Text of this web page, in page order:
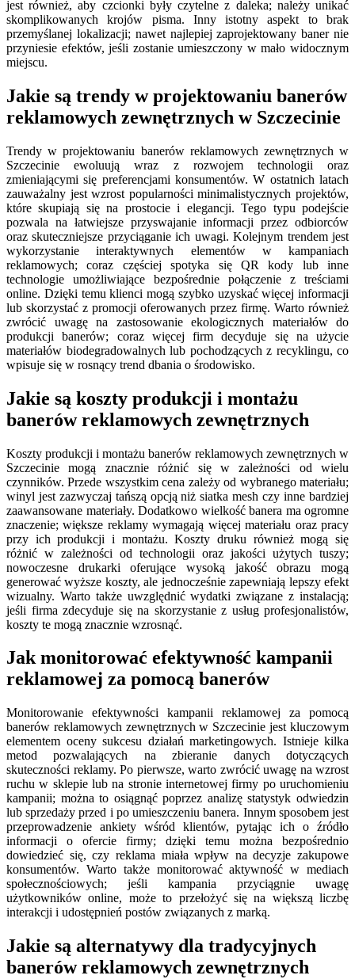
jest również, aby czcionki były czytelne z daleka; należy unikać
skomplikowanych krojów pisma. Inny istotny aspekt to brak
przemyślanej lokalizacji; nawet najlepiej zaprojektowany baner nie
przyniesie efektów, jeśli zostanie umieszczony w mało widocznym
miejscu.
Jakie są trendy w projektowaniu banerów
reklamowych zewnętrznych w Szczecinie
Trendy w projektowaniu banerów reklamowych zewnętrznych w
Szczecinie ewoluują wraz z rozwojem technologii oraz
zmieniającymi się preferencjami konsumentów. W ostatnich latach
zauważalny jest wzrost popularności minimalistycznych projektów,
które skupiają się na prostocie i elegancji. Tego typu podejście
pozwala na łatwiejsze przyswajanie informacji przez odbiorców
oraz skuteczniejsze przyciąganie ich uwagi. Kolejnym trendem jest
wykorzystanie interaktywnych elementów w kampaniach
reklamowych; coraz częściej spotyka się QR kody lub inne
technologie umożliwiające bezpośrednie połączenie z treściami
online. Dzięki temu klienci mogą szybko uzyskać więcej informacji
lub skorzystać z promocji oferowanych przez firmę. Warto również
zwrócić uwagę na zastosowanie ekologicznych materiałów do
produkcji banerów; coraz więcej firm decyduje się na użycie
materiałów biodegradowalnych lub pochodzących z recyklingu, co
wpisuje się w rosnący trend dbania o środowisko.
Jakie są koszty produkcji i montażu
banerów reklamowych zewnętrznych
Koszty produkcji i montażu banerów reklamowych zewnętrznych w
Szczecinie mogą znacznie różnić się w zależności od wielu
czynników. Przede wszystkim cena zależy od wybranego materiału;
winyl jest zazwyczaj tańszą opcją niż siatka mesh czy inne bardziej
zaawansowane materiały. Dodatkowo wielkość banera ma ogromne
znaczenie; większe reklamy wymagają więcej materiału oraz pracy
przy ich produkcji i montażu. Koszty druku również mogą się
różnić w zależności od technologii oraz jakości użytych tuszy;
nowoczesne drukarki oferujące wysoką jakość obrazu mogą
generować wyższe koszty, ale jednocześnie zapewniają lepszy efekt
wizualny. Warto także uwzględnić wydatki związane z instalacją;
jeśli firma zdecyduje się na skorzystanie z usług profesjonalistów,
koszty te mogą znacznie wzrosnąć.
Jak monitorować efektywność kampanii
reklamowej za pomocą banerów
Monitorowanie efektywności kampanii reklamowej za pomocą
banerów reklamowych zewnętrznych w Szczecinie jest kluczowym
elementem oceny sukcesu działań marketingowych. Istnieje kilka
metod pozwalających na zbieranie danych dotyczących
skuteczności reklamy. Po pierwsze, warto zwrócić uwagę na wzrost
ruchu w sklepie lub na stronie internetowej firmy po uruchomieniu
kampanii; można to osiągnąć poprzez analizę statystyk odwiedzin
lub sprzedaży przed i po umieszczeniu banera. Innym sposobem jest
przeprowadzenie ankiety wśród klientów, pytając ich o źródło
informacji o ofercie firmy; dzięki temu można bezpośrednio
dowiedzieć się, czy reklama miała wpływ na decyzje zakupowe
konsumentów. Warto także monitorować aktywność w mediach
społecznościowych; jeśli kampania przyciągnie uwagę
użytkowników online, może to przełożyć się na większą liczbę
interakcji i udostępnień postów związanych z marką.
Jakie są alternatywy dla tradycyjnych
banerów reklamowych zewnętrznych